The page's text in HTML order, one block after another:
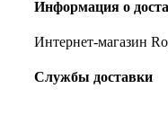
Информация о
Интернет-магазин
Службы доставки